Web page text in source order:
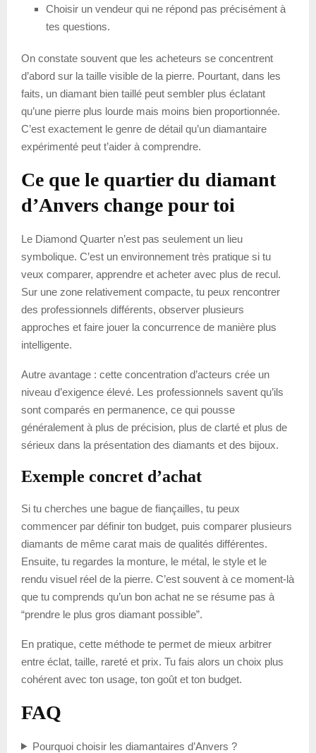
Choisir un vendeur qui ne répond pas précisément à
tes questions.
On constate souvent que les acheteurs se concentrent
d’abord sur la taille visible de la pierre. Pourtant, dans les
faits, un diamant bien taillé peut sembler plus éclatant
qu’une pierre plus lourde mais moins bien proportionnée.
C’est exactement le genre de détail qu’un diamantaire
expérimenté peut t’aider à comprendre.
Ce que le quartier du diamant
d’Anvers change pour toi
Le Diamond Quarter n’est pas seulement un lieu
symbolique. C’est un environnement très pratique si tu
veux comparer, apprendre et acheter avec plus de recul.
Sur une zone relativement compacte, tu peux rencontrer
des professionnels différents, observer plusieurs
approches et faire jouer la concurrence de manière plus
intelligente.
Autre avantage : cette concentration d’acteurs crée un
niveau d’exigence élevé. Les professionnels savent qu’ils
sont comparés en permanence, ce qui pousse
généralement à plus de précision, plus de clarté et plus de
sérieux dans la présentation des diamants et des bijoux.
Exemple concret d’achat
Si tu cherches une bague de fiançailles, tu peux
commencer par définir ton budget, puis comparer plusieurs
diamants de même carat mais de qualités différentes.
Ensuite, tu regardes la monture, le métal, le style et le
rendu visuel réel de la pierre. C’est souvent à ce moment-là
que tu comprends qu’un bon achat ne se résume pas à
“prendre le plus gros diamant possible”.
En pratique, cette méthode te permet de mieux arbitrer
entre éclat, taille, rareté et prix. Tu fais alors un choix plus
cohérent avec ton usage, ton goût et ton budget.
FAQ
Pourquoi choisir les diamantaires d’Anvers ?